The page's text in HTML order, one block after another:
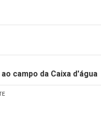
campo da Caixa d'água